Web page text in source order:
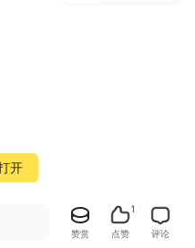
赞赏
1
点赞 评论
开